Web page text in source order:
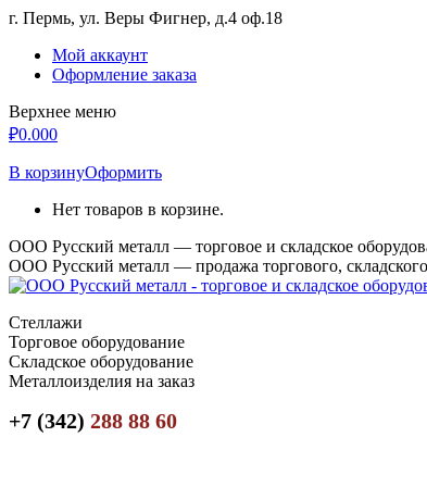
Перейти
содержанию
г. Пермь, ул. Веры Фигнер, д.4 оф.18
Мой аккаунт
Оформление заказа
Верхнее меню
₽0.000
В корзинуОформить
Нет товаров в корзине.
ООО Русский металл — торговое и складское
ООО Русский металл — продажа торгового,
Стеллажи
Торговое оборудование
Складское оборудование
Металлоизделия на заказ
+7 (342) 288 88 60